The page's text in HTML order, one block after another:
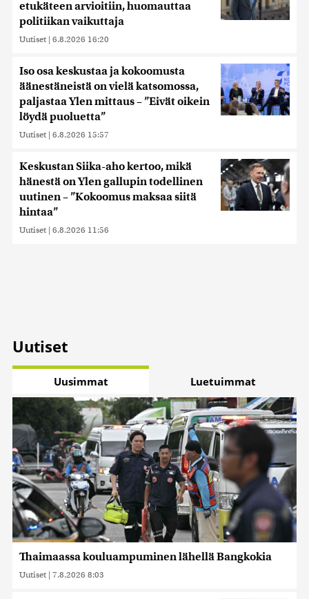
etukäteen arvioitiin, huomauttaa
politiikan vaikuttaja
Uutiset | 6.8.2026 16:20
Iso osa keskustaa ja kokoomusta
äänestäneistä on vielä katsomossa,
paljastaa Ylen mittaus – ”Eivät oikein
löydä puoluetta”
Uutiset | 6.8.2026 15:57
Keskustan Siika-aho kertoo, mikä
hänestä on Ylen gallupin todellinen
uutinen – ”Kokoomus maksaa siitä
hintaa”
Uutiset | 6.8.2026 11:56
Uutiset
Uusimmat Luetuimmat
Thaimaassa kouluampuminen lähellä Bangkokia
Uutiset | 7.8.2026 8:03